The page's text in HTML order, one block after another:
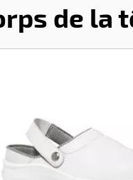
de la